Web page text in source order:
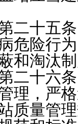
十五条
危险行
和淘汰
十六条
理，严
站质量管